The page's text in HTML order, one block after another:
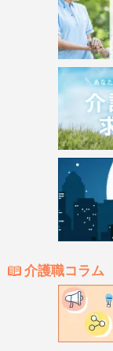
介護職コラム